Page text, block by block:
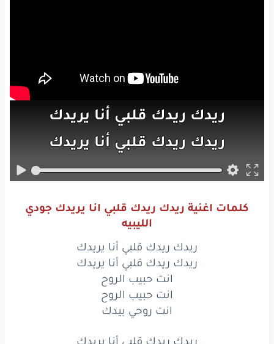
ريدك ريدك قلبي أنا يريدك
ريدك ريدك قلبي أنا يريدك
انتحبيبالروح
روحي بيدك
ريدكريدكقلبيأنايريدك
ريدكقلبيأنا
انتحبيبالروح
كلمات اغنية ريدك ريدك قلبي انا يريدك جودي
الليبيه
ريدك ريدك قلبي أنا يريدك
ريدك ريدك قلبي أنا يريدك
انت حبيب الروح
انت حبيب الروح
انت روحي بيدك
ريدك ريدك قلبي أنا يريدك